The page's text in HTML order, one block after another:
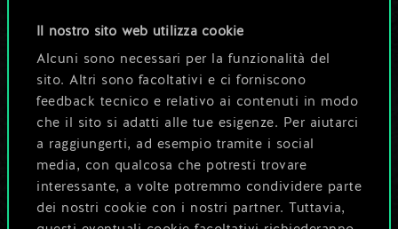
Il nostro sito web utilizza cookie
Alcuni sono necessari per la funzionalità del
sito. Altri sono facoltativi e ci forniscono
feedback tecnico e relativo ai contenuti in modo
che il sito si adatti alle tue esigenze. Per aiutarci
a raggiungerti, ad esempio tramite i social
media, con qualcosa che potresti trovare
interessante, a volte potremmo condividere parte
dei nostri cookie con i nostri partner. Tuttavia,
condiviso.
Ma può diventare
molto altro!
Dai un nome al mazzo e crea una
guida